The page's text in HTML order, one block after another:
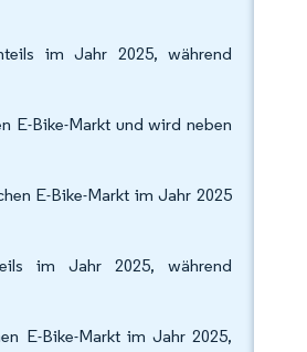
im Jahr 2025, während
E-Bike-Markt und wird neben
E-Bike-Markt im Jahr 2025
im Jahr 2025, während
E-Bike-Markt im Jahr 2025,